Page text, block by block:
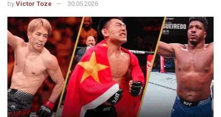
by Victor Toze 30.05.2026